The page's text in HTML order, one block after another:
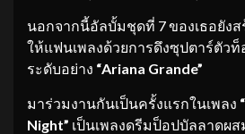
นอกจากนี้อัลบั้มชุดที่ 7 ของเธอยังส
ให้แฟนเพลงด้วยการดึงซุปตาร์ตัวท็
ระดับอย่าง “Ariana Grande”
มาร่วมงานกันเป็นครั้งแรกในเพลง “
Night” เป็นเพลงดรีมป็อปบัลลาดผ